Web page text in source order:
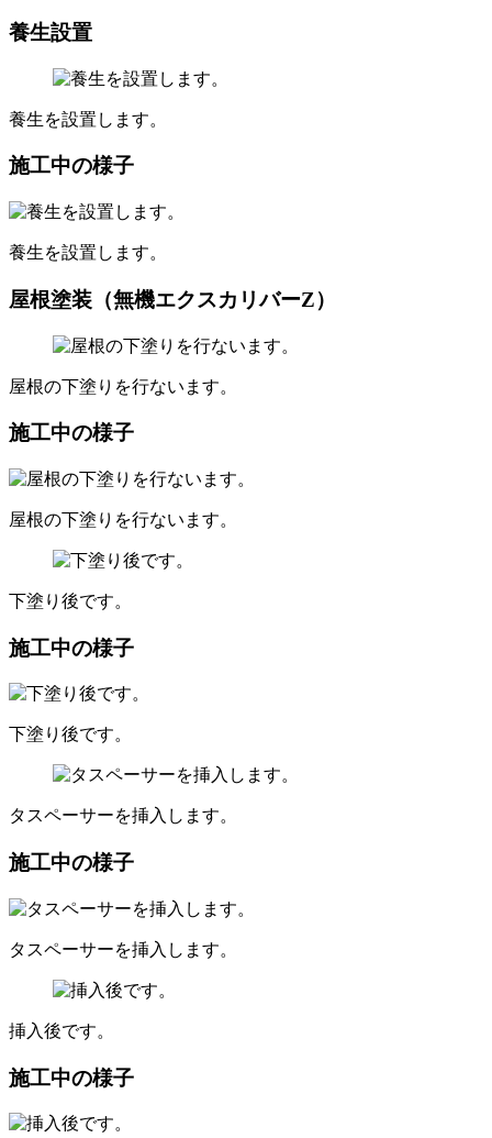
養生設置
養生を設置します。
施工中の様子
養生を設置します。
屋根塗装（無機エクスカリバーZ）
屋根の下塗りを行ないます。
施工中の様子
屋根の下塗りを行ないます。
下塗り後です。
施工中の様子
下塗り後です。
タスペーサーを挿入します。
施工中の様子
タスペーサーを挿入します。
挿入後です。
施工中の様子